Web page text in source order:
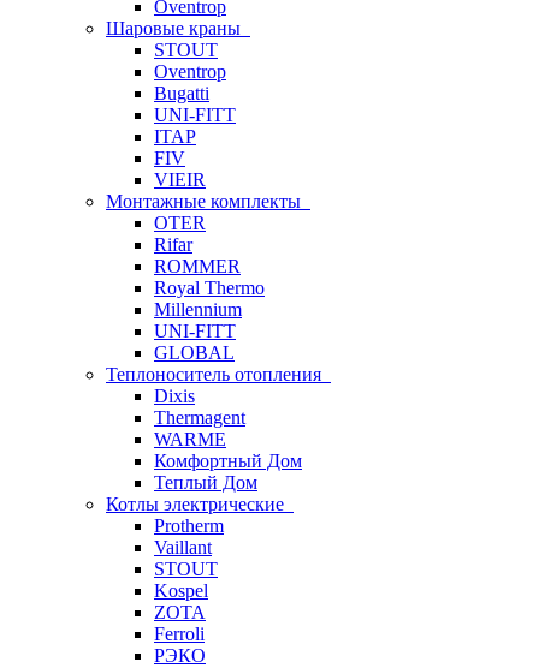
Oventrop
Шаровые краны
STOUT
Oventrop
Bugatti
UNI-FITT
ITAP
FIV
VIEIR
Монтажные комплекты
OTER
Rifar
ROMMER
Royal Thermo
Millennium
UNI-FITT
GLOBAL
Теплоноситель отопления
Dixis
Thermagent
WARME
Комфортный Дом
Теплый Дом
Котлы электрические
Protherm
Vaillant
STOUT
Kospel
ZOTA
Ferroli
РЭКО